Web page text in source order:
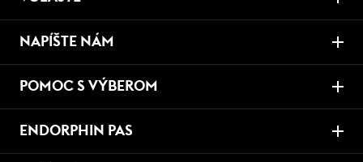
NAPÍŠTE NÁM
POMOC S VÝBEROM
ENDORPHIN PAS